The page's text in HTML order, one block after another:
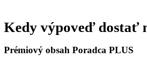
Kedy výpoveď dostať
Prémiový obsah Poradca PLUS